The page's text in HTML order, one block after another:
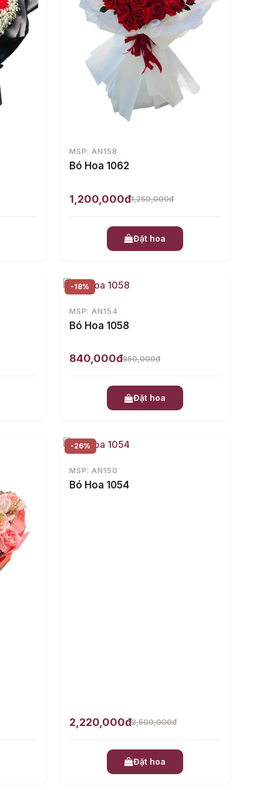
MSP: AN158
Bó Hoa 1062
1,200,000đ1,250,000đ
Đặt hoa
-18%
MSP: AN154
Bó Hoa 1058
840,000đ850,000đ
Đặt hoa
-26%
MSP: AN150
Bó Hoa 1054
2,220,000đ2,500,000đ
Đặt hoa